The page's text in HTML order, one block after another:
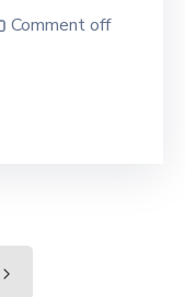
Comment off